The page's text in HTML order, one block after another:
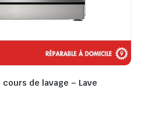
de lavage – Lave